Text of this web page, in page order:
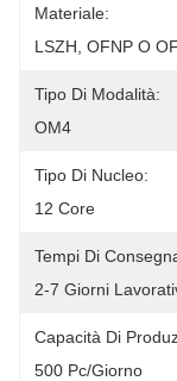
Materiale:
LSZH, OFNP O
Tipo Di Modalità:
OM4
Tipo Di Nucleo:
12 Core
Tempi Di
2-7 Giorni
Capacità Di
500 Pc/giorno